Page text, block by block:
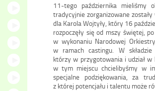
11-tego października mieliśmy
tradycyjnie zorganizowane zostały
dla Karola Wojtyły, który 16
rozpoczęły się od mszy świętej,
w wykonaniu Narodowej
w ramach castingu. W
którzy w przygotowania i udział w
w tym miejscu chcielibyśmy w
specjalne podziękowania, za
z której potencjału i talentu może